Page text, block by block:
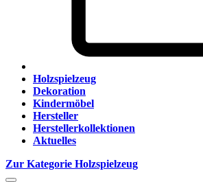
Holzspielzeug
Dekoration
Kindermöbel
Hersteller
Herstellerkollektionen
Aktuelles
Zur Kategorie Holzspielzeug